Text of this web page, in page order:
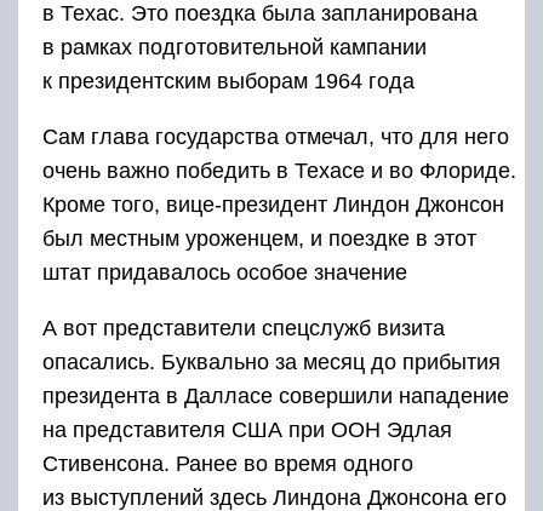
в Техас. Это поездка была запланирована
в рамках подготовительной кампании
к президентским выборам 1964 года
Сам глава государства отмечал, что для него
очень важно победить в Техасе и во Флориде.
Кроме того, вице-президент Линдон Джонсон
был местным уроженцем, и поездке в этот
штат придавалось особое значение
А вот представители спецслужб визита
опасались. Буквально за месяц до прибытия
президента в Далласе совершили нападение
на представителя США при ООН Эдлая
Стивенсона. Ранее во время одного
из выступлений здесь Линдона Джонсона его